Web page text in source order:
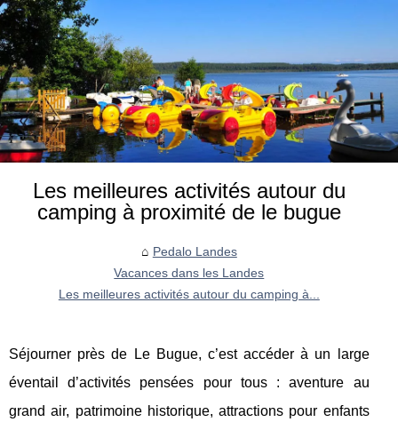
Les meilleures activités autour du
camping à proximité de le bugue
Pedalo Landes
Vacances dans les Landes
Les meilleures activités autour du camping à...
Séjourner près de Le Bugue, c’est accéder à un large
éventail d’activités pensées pour tous : aventure au
grand air, patrimoine historique, attractions pour enfants